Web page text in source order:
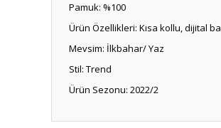
Pamuk: %100
Ürün Özellikleri: Kısa kollu, dijital
Mevsim: İlkbahar/ Yaz
Stil: Trend
Ürün Sezonu: 2022/2